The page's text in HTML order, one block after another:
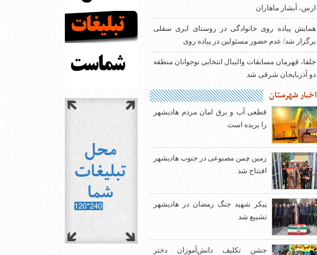
ارس، آبشار ماهاران
همایش پیاده روی خانوادگی در روستای ایری سفلی
برگزار شد/ عدم حضور مسئولین در پیاده روی
جلفا، قهرمان مسابقات والیبال انتخابی نوجوانان منطقه
دو آذربایجان شرقی شد
اخبار شهرستان
قطعی آب و برق امان مردم هادیشهر
را بریده است
زمین چمن مصنوعی در جنوب هادیشهر
افتتاح شد
پیکر شهید جنگ رمضان در هادیشهر
تشییع شد
جشن تکلیف دانش‌آموزان دختر